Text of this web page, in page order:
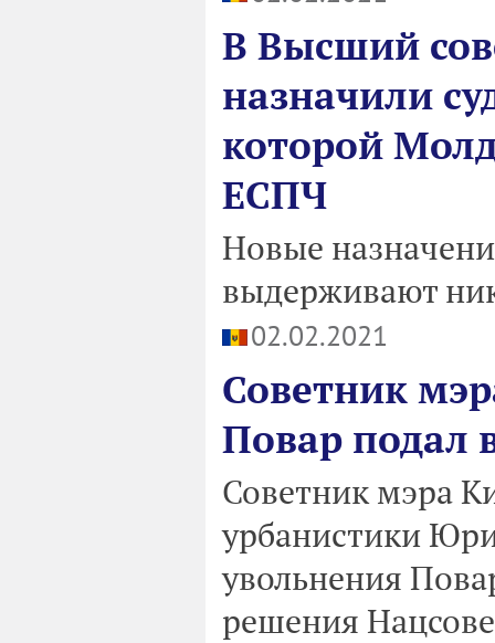
В Высший
назначили
которой
ЕСПЧ
Новые
выдерживают
02.02.2021
Советник
Повар подал
Советник мэра
урбанистики
увольнения
решения